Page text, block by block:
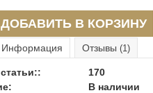
ДОБАВИТЬ В КОРЗИНУ
Информация Отзывы (1)
170
В наличии